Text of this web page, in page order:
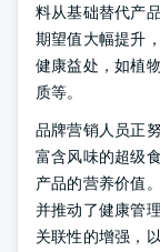
料从基础替代产
期望值大幅提升
健康益处，如植
质等。
品牌营销人员正
富含风味的超级
产品的营养价值
并推动了健康管
关联性的增强，